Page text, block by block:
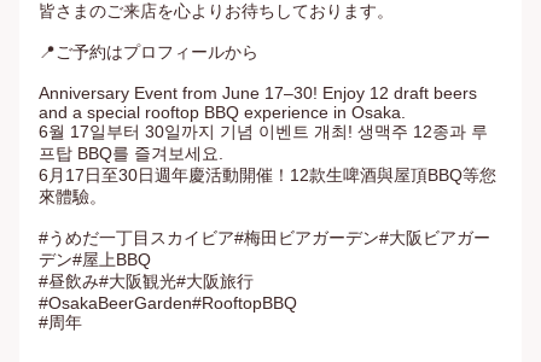
皆さまのご来店を心よりお待ちしております。
📍ご予約はプロフィールから
Anniversary Event from June 17–30! Enjoy 12 draft beers
and a special rooftop BBQ experience in Osaka.
6월 17일부터 30일까지 기념 이벤트 개최! 생맥주 12종과 루
프탑 BBQ를 즐겨보세요.
6月17日至30日週年慶活動開催！12款生啤酒與屋頂BBQ等您
來體驗。
#うめだ一丁目スカイビア#梅田ビアガーデン#大阪ビアガー
デン#屋上BBQ
#昼飲み#大阪観光#大阪旅行
#OsakaBeerGarden#RooftopBBQ
#周年